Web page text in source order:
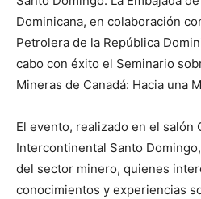
Dominicana, en colaboración
Petrolera de la República
cabo con éxito el Seminario
Mineras de Canadá: Hacia una
El evento, realizado en el salón
Intercontinental Santo
del sector minero, quienes
conocimientos y experiencias